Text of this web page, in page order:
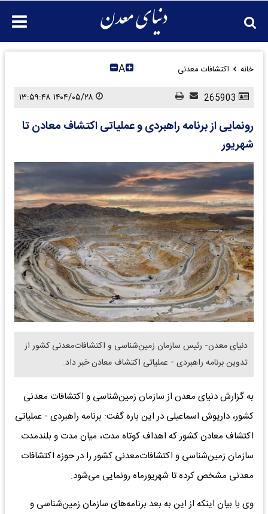
خانه اکتشافات معدنی A
رونمایی از برنامه راهبردی و عملیاتی اکتشاف معادن تا
شهریور
دنیای معدن- رئیس سازمان زمین‌شناسی و اکتشافات‌معدنی کشور از
تدوین برنامه راهبردی - عملیاتی اکتشاف معادن خبر داد.
به گزارش دنیای معدن از سازمان زمین‌شناسی و اکتشافات‌ معدنی
کشور، داریوش اسماعیلی در این باره گفت: برنامه راهبردی - عملیاتی
اکتشاف معادن کشور که اهداف کوتاه مدت، میان مدت و بلندمدت
سازمان زمین‌شناسی و اکتشافات‌معدنی کشور را در حوزه اکتشافات
معدنی مشخص کرده تا شهریورماه رونمایی می‌شود.
وی با بیان اینکه از این به بعد برنامه‌های سازمان زمین‌شناسی و